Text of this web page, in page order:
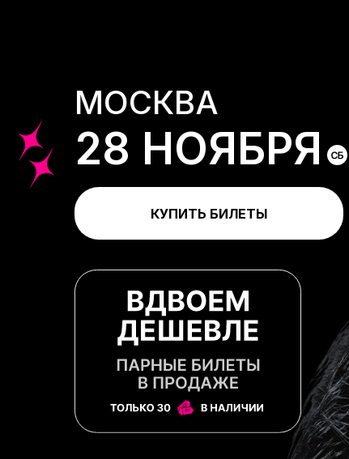
28 НОЯБРЯ
МОСКВА
КУПИТЬ БИЛЕТЫ